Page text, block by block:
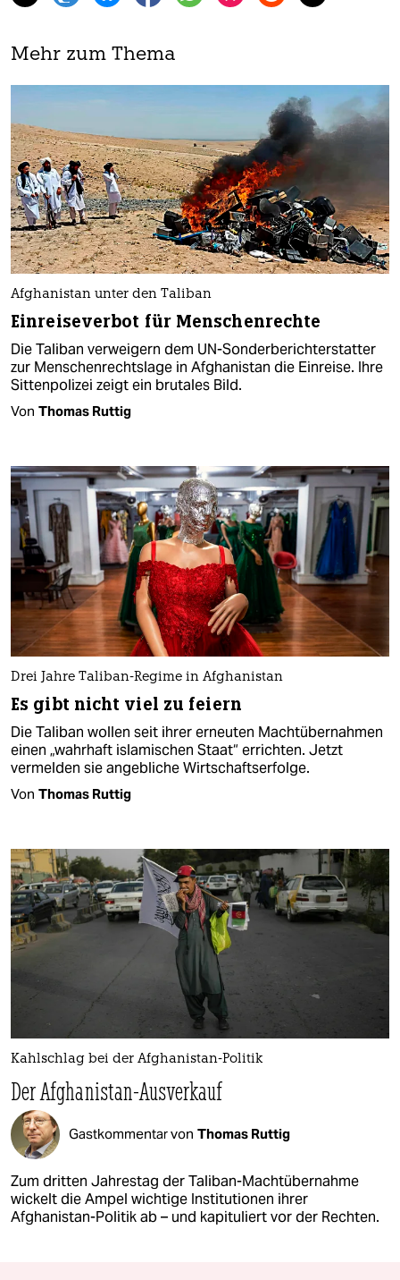
Mehr zum Thema
Afghanistan unter den Taliban
Einreiseverbot für Menschenrechte
Die Taliban verweigern dem UN-Sonderberichterstatter
zur Menschenrechtslage in Afghanistan die Einreise. Ihre
Sittenpolizei zeigt ein brutales Bild.
Von Thomas Ruttig
Drei Jahre Taliban-Regime in Afghanistan
Es gibt nicht viel zu feiern
Die Taliban wollen seit ihrer erneuten Machtübernahmen
einen „wahrhaft islamischen Staat“ errichten. Jetzt
vermelden sie angebliche Wirtschaftserfolge.
Von Thomas Ruttig
Kahlschlag bei der Afghanistan-Politik
Der Afghanistan-Ausverkauf
Gastkommentar von Thomas Ruttig
Zum dritten Jahrestag der Taliban-Machtübernahme
wickelt die Ampel wichtige Institutionen ihrer
Afghanistan-Politik ab – und kapituliert vor der Rechten.